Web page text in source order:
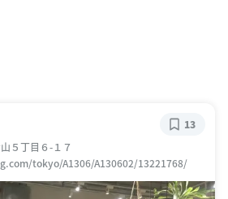
５丁目６-１７
tokyo/A1306/A130602/13221768/
13